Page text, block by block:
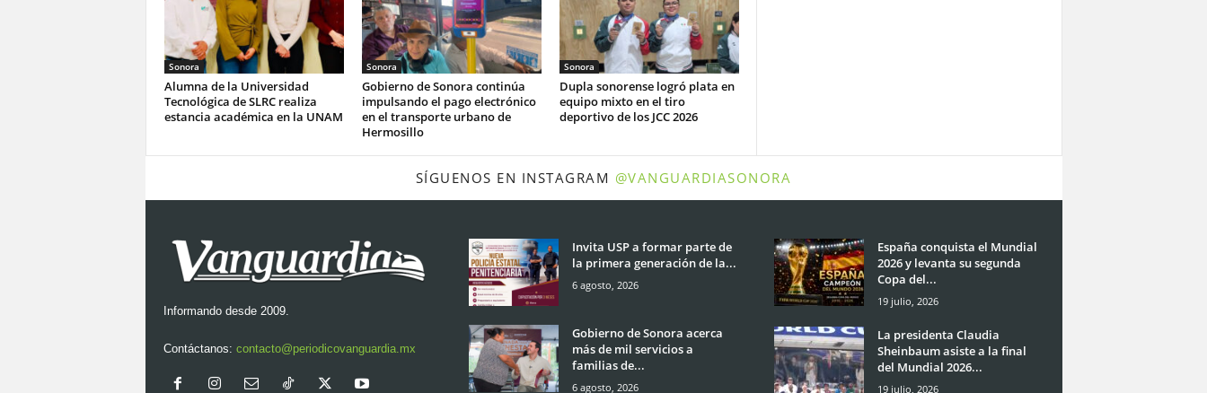
Sonora
Alumna de la Universidad
Tecnológica de SLRC realiza
estancia académica en la UNAM
Sonora
Gobierno de Sonora continúa
impulsando el pago electrónico
en el transporte urbano de
Hermosillo
Sonora
Dupla sonorense logró plata en
equipo mixto en el tiro
deportivo de los JCC 2026
SÍGUENOS EN INSTAGRAM @VANGUARDIASONORA
Informando desde 2009.
Contáctanos: contacto@periodicovanguardia.mx
Invita USP a formar parte de
la primera generación de la...
6 agosto, 2026
Gobierno de Sonora acerca
más de mil servicios a
familias de...
6 agosto, 2026
España conquista el Mundial
2026 y levanta su segunda
Copa del...
19 julio, 2026
La presidenta Claudia
Sheinbaum asiste a la final
del Mundial 2026...
19 julio, 2026